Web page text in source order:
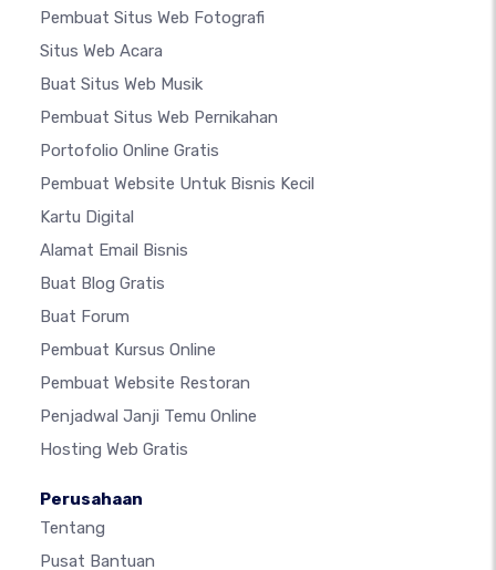
Pembuat Situs Web Fotografi
Situs Web Acara
Buat Situs Web Musik
Pembuat Situs Web Pernikahan
Portofolio Online Gratis
Pembuat Website Untuk Bisnis Kecil
Kartu Digital
Alamat Email Bisnis
Buat Blog Gratis
Buat Forum
Pembuat Kursus Online
Pembuat Website Restoran
Penjadwal Janji Temu Online
Hosting Web Gratis
Perusahaan
Tentang
Pusat Bantuan